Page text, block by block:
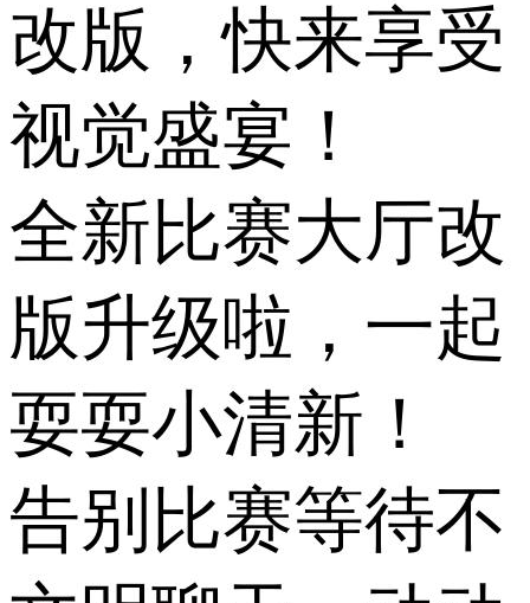
改版，快来享受
视觉盛宴！
全新比赛大厅改
版升级啦，一起
耍耍小清新！
告别比赛等待不